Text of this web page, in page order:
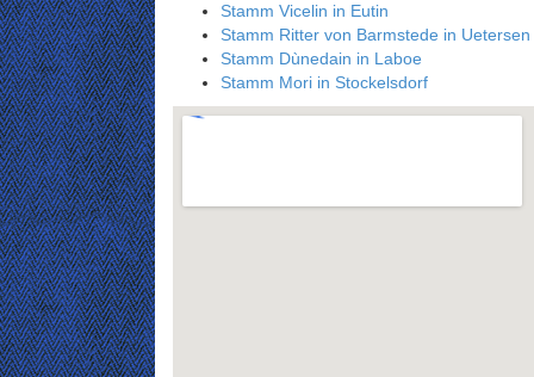
Stamm Vicelin in Eutin
Stamm Ritter von Barmstede in Uetersen
Stamm Dùnedain in Laboe
Stamm Mori in Stockelsdorf